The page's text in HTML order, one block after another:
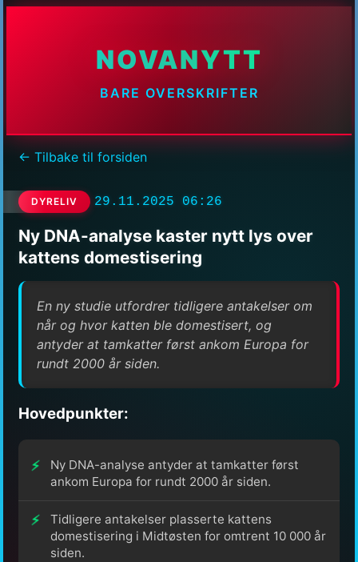
NOVANYTT
BARE OVERSKRIFTER
← Tilbake til forsiden
DYRELIV 29.11.2025 06:26
Ny DNA-analyse kaster nytt lys over
kattens domestisering
En ny studie utfordrer tidligere antakelser om
når og hvor katten ble domestisert, og
antyder at tamkatter først ankom Europa for
rundt 2000 år siden.
Hovedpunkter:
Ny DNA-analyse antyder at tamkatter først
ankom Europa for rundt 2000 år siden.
Tidligere antakelser plasserte kattens
domestisering i Midtøsten for omtrent 10 000 år
siden.